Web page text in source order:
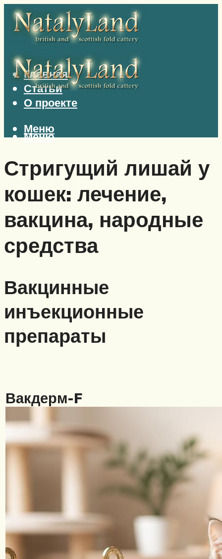
Главная
Статьи
О проекте
Меню
Меню
Стригущий лишай у
кошек: лечение,
вакцина, народные
средства
Вакцинные
инъекционные
препараты
Вакдерм-F